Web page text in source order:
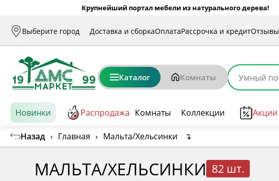
Крупнейший портал мебели из натурального дерева!
Выберите город Доставка и сборкаОплатаРассрочка и кредитОтзывы
Каталог Комнаты
Новинки Распродажа Комнаты Коллекции Акции
Назад › Главная › Мальта/Хельсинки ↴
МАЛЬТА/ХЕЛЬСИНКИ 82 шт.